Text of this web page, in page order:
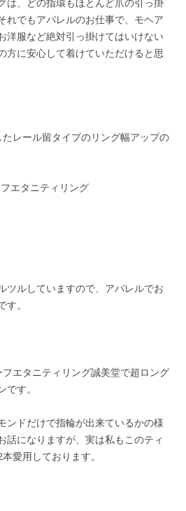
れでもアパレルのお仕事で、モヘア
洋服など絶対引っ掛けてはいけない
方に安心して着けていただけると思
レール留タイプのリング幅アップの
エタニティリング
ツルしていますので、アパレルでお
。
タニティリング誠美堂で超ロング
す。
ンドだけで指輪が出来ているかの様
話になりますが、実は私もこのティ
愛用しております。